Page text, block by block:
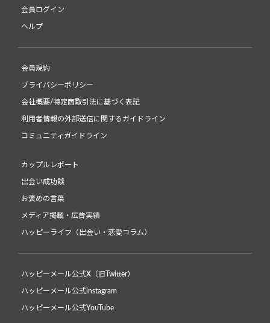
会員ログイン
ヘルプ
会員規約
プライバシーポリシー
会社概要/特定商取引法に基づく表記
利用者情報の外部送信に関するガイドライン
コミュニティガイドライン
カップルレポート
出会い成功談
お褒めの言葉
メディア掲載・広告実績
ハッピーライフ（出会い・恋愛コラム）
ハッピーメール公式X（旧Twitter）
ハッピーメール公式instagram
ハッピーメール公式YouTube